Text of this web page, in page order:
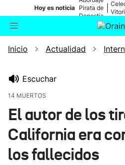
Hoy es noticia Pirata de
Donostia
Buscador
Inicio Actualidad
Escuchar
14 MUERTOS
El autor de los
California era
los fallecidos